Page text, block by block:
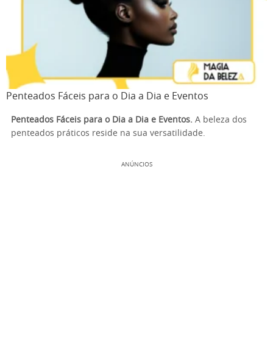
Penteados Fáceis para o Dia a Dia e Eventos
Penteados Fáceis para o Dia a Dia e Eventos. A beleza dos
penteados práticos reside na sua versatilidade.
ANÚNCIOS